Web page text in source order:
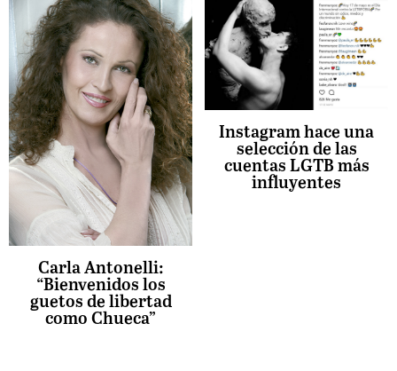
Carla Antonelli:
“Bienvenidos los
guetos de libertad
como Chueca”
Instagram hace una
selección de las
cuentas LGTB más
influyentes